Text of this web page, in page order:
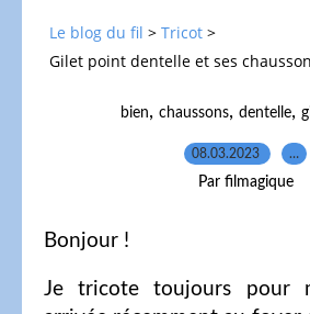
Le blog du fil > Tricot >
Gilet point dentelle et ses
bien, chaussons, dentelle,
08.03.2023 …
Par filmagique
Bonjour !
Je tricote toujours pour